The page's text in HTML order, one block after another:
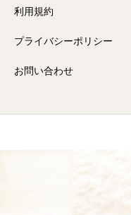
利用規約
プライバシーポリシー
お問い合わせ